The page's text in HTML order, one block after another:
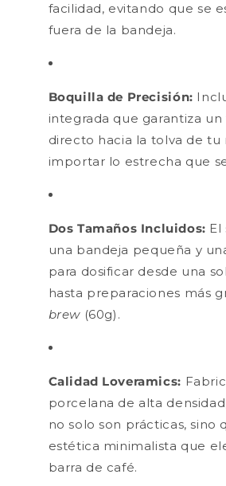
facilidad, evitando que se
fuera de la bandeja.
Boquilla de Precisión:
integrada que garantiza
directo hacia la tolva de tu
importar lo estrecha que
Dos Tamaños Incluidos:
una bandeja pequeña y
para dosificar desde una
hasta preparaciones más
brew(60g).
Calidad Loveramics:
porcelana de alta
no solo son prácticas, sino
estética minimalista que
barra de café.